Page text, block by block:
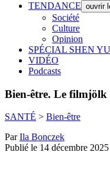
TENDANCE ouvrir
Société
Culture
Opinion
SPÉCIAL SHEN
VIDÉO
Podcasts
Bien-être. Le filmjölk
SANTÉ > Bien-être
ParIla Bonczek
Publié le 14 décembre 2025